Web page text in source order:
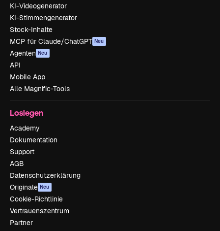
KI-Videogenerator
KI-Stimmengenerator
Stock-Inhalte
MCP für Claude/ChatGPT Neu
Agenten Neu
API
Mobile App
Alle Magnific-Tools
Loslegen
Academy
Dokumentation
Support
AGB
Datenschutzerklärung
Originale Neu
Cookie-Richtlinie
Vertrauenszentrum
Partner